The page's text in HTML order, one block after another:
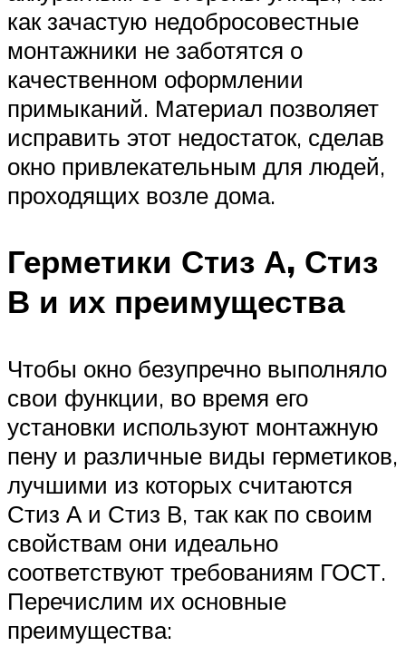
как зачастую недобросовестные
монтажники не заботятся о
качественном оформлении
примыканий. Материал позволяет
исправить этот недостаток, сделав
окно привлекательным для людей,
проходящих возле дома.
Герметики Стиз А, Стиз
В и их преимущества
Чтобы окно безупречно выполняло
свои функции, во время его
установки используют монтажную
пену и различные виды герметиков,
лучшими из которых считаются
Стиз А и Стиз В, так как по своим
свойствам они идеально
соответствуют требованиям ГОСТ.
Перечислим их основные
преимущества: